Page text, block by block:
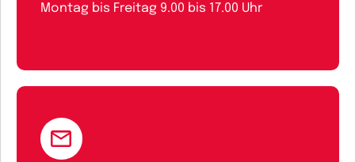
Montag bis Freitag 9.00 bis 17.00 Uhr